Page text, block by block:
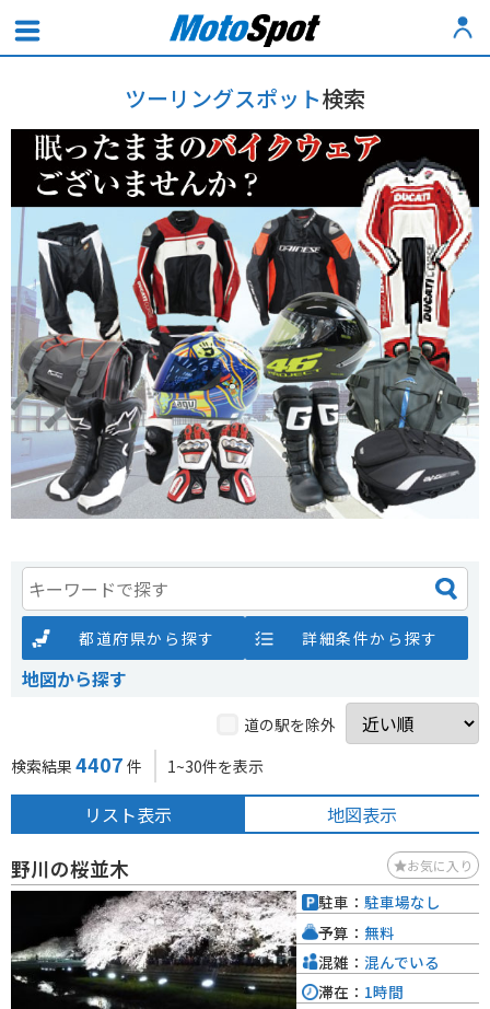
ツーリングスポット検索
都道府県から探す 詳細条件から探す
地図から探す
道の駅を除外
検索結果 4407 件 1~30件を表示
リスト表示 地図表示
野川の桜並木 お気に入り
駐車： 駐車場なし
予算： 無料
混雑： 混んでいる
滞在： 1時間